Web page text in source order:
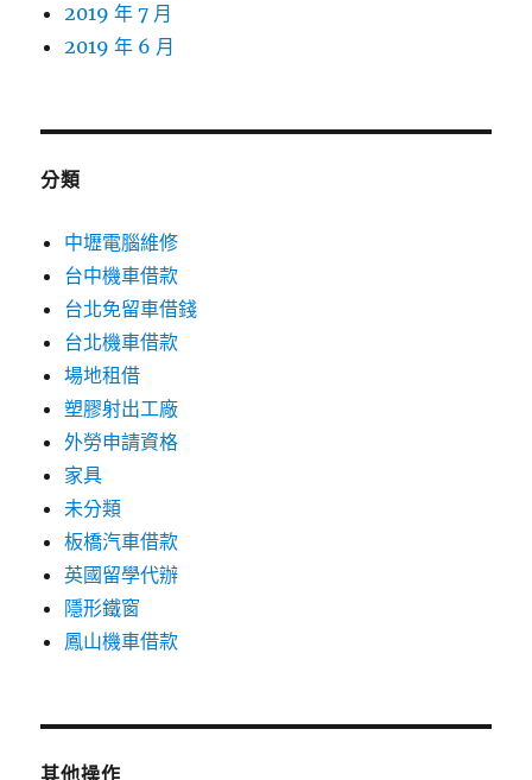
2019 年 7 月
2019 年 6 月
分類
中壢電腦維修
台中機車借款
台北免留車借錢
台北機車借款
場地租借
塑膠射出工廠
外勞申請資格
家具
未分類
板橋汽車借款
英國留學代辦
隱形鐵窗
鳳山機車借款
其他操作